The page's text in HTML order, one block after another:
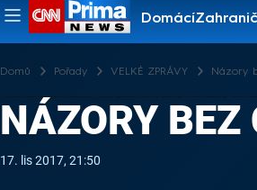
Domácí
Pořady
Domů Pořady VELKÉ ZPRÁVY Názory
NÁZORY BEZ
17. lis 2017, 21:50